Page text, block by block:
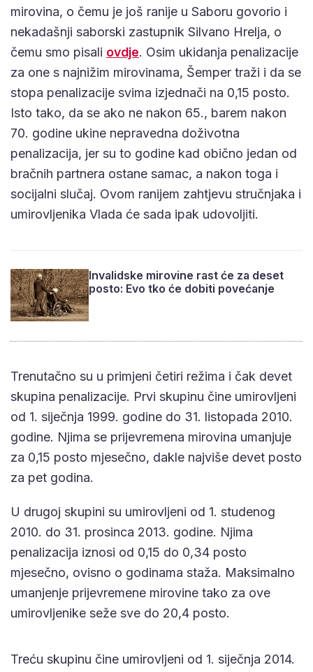
mirovina, o čemu je još ranije u Saboru govorio i
nekadašnji saborski zastupnik Silvano Hrelja, o
čemu smo pisali ovdje. Osim ukidanja penalizacije
za one s najnižim mirovinama, Šemper traži i da se
stopa penalizacije svima izjednači na 0,15 posto.
Isto tako, da se ako ne nakon 65., barem nakon
70. godine ukine nepravedna doživotna
penalizacija, jer su to godine kad obično jedan od
bračnih partnera ostane samac, a nakon toga i
socijalni slučaj. Ovom ranijem zahtjevu stručnjaka i
umirovljenika Vlada će sada ipak udovoljiti.
Invalidske mirovine rast će za deset
posto: Evo tko će dobiti povećanje
Trenutačno su u primjeni četiri režima i čak devet
skupina penalizacije. Prvi skupinu čine umirovljeni
od 1. siječnja 1999. godine do 31. listopada 2010.
godine. Njima se prijevremena mirovina umanjuje
za 0,15 posto mjesečno, dakle najviše devet posto
za pet godina.
U drugoj skupini su umirovljeni od 1. studenog
2010. do 31. prosinca 2013. godine. Njima
penalizacija iznosi od 0,15 do 0,34 posto
mjesečno, ovisno o godinama staža. Maksimalno
umanjenje prijevremene mirovine tako za ove
umirovljenike seže sve do 20,4 posto.
Treću skupinu čine umirovljeni od 1. siječnja 2014.